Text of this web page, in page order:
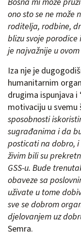
ono sto se ne može
roditelja, rodbine,
blizu svoje
je najvažnije u
Iza nje je
humanitarnim
drugima ispunjava i
motivaciju u svemu
sposobnosti
sugrađanima i da
posticati na dobro,
živim bili su
GSS-u. Bude
obaveze sa
uživate u tome
sve se dobrom
djelovanjem uz
Semra.